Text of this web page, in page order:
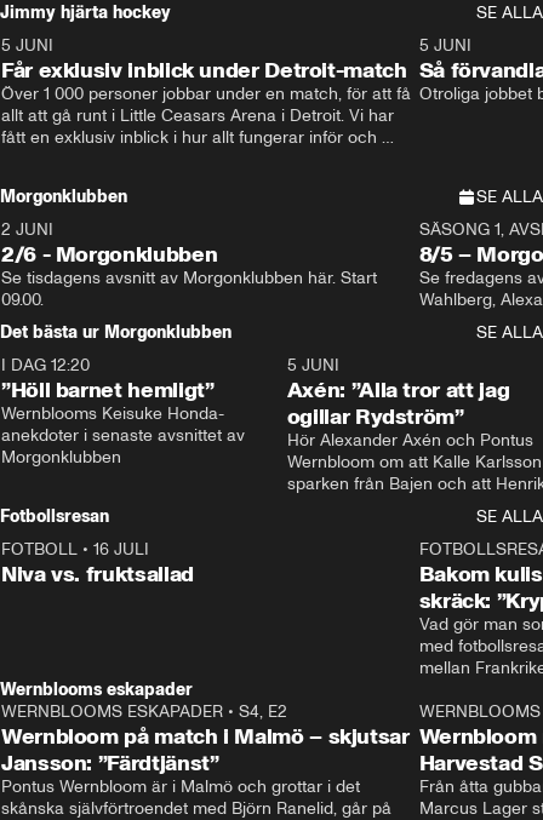
Jimmy hjärta hockey
SE ALLA
5 JUNI
Får exklusiv inblick under Detroit-match
Över 1 000 personer jobbar under en match, för att få
allt att gå runt i Little Ceasars Arena i Detroit. Vi har
fått en exklusiv inblick i hur allt fungerar inför och
5 JUNI
Så
Otroliga jobbet
Morgonklubben
SE ALLA
2 JUNI
2/6 - Morgonklubben
Se tisdagens avsnitt av Morgonklubben här. Start
SÄSONG 1,
8/5 –
Se fredagens
Det bästa ur Morgonklubben
SE ALLA
I DAG 12:20
”Höll barnet hemligt”
Wernblooms Keisuke Honda-
anekdoter i senaste avsnittet av
Morgonklubben
5 JUNI
Axén: ”Alla tror att jag
ogillar Rydström”
Hör Alexander Axén och Pontus
Wernbloom om att Kalle
sparken från Bajen och att
Fotbollsresan
SE ALLA
FOTBOLL • 16 JULI
Niva vs. fruktsallad
Bakom
skräck:
Vad gör man
med
Wernblooms eskapader
WERNBLOOMS ESKAPADER • S4, E2
Wernbloom på match i Malmö – skjutsar
Jansson: ”Färdtjänst”
Pontus Wernbloom är i Malmö och grottar i det
skånska självförtroendet med Björn Ranelid, går på
Harvestad
Från åtta
Marcus Lager